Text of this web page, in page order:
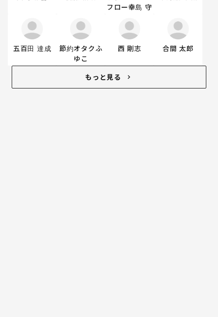
フロー幸島 守
五百田 達成
節約オタクふ
ゆこ
西 剛志 合間 太郎
もっと見る